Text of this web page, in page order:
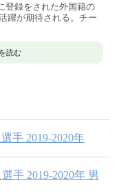
登録をされた外国籍の
躍が期待される。チー
読む
手 2019-2020年
手 2019-2020年 男